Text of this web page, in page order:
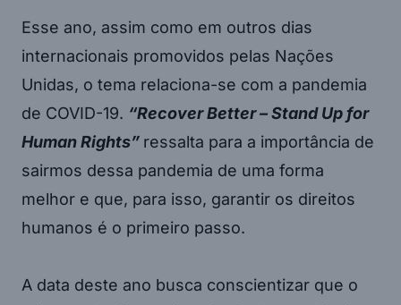
Esse ano, assim como em outros dias
internacionais promovidos pelas Nações
Unidas, o tema relaciona-se com a pandemia
de COVID-19. “Recover Better – Stand Up for
Human Rights” ressalta para a importância de
sairmos dessa pandemia de uma forma
melhor e que, para isso, garantir os direitos
humanos é o primeiro passo.
A data deste ano busca conscientizar que o